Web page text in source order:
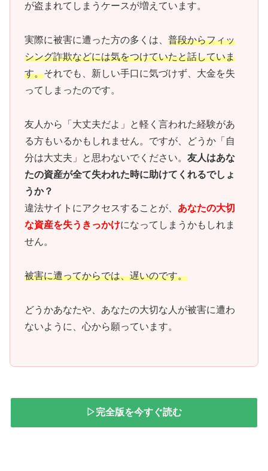
が盗まれてしまうケースが増えています。
実際に被害に遭った方の多くは、 普段からフィッ
シング詐欺などには気をつけていたと話していま
す。それでも、新しい手口に気づけず、大金を失
ってしまったのです。
友人から「大丈夫だよ」と軽く言われた経験があ
る方もいるかもしれません。ですが、どうか「自
分は大丈夫」と思わないでください。 友人はあな
たの資産が全て失われた時に助けてくれるでしょ
うか？
違法サイトにアクセスすることが、 あなたの大切
な資産を失うきっかけになってしまうかもしれま
せん。
被害に遭ってからでは、遅いのです。
どうかあなたや、あなたの大切な人が被害に遭わ
ないように、心から願っています。
▷完全版を今すぐ読む